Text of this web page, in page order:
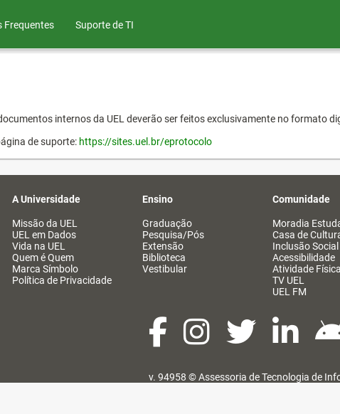
Frequentes Suporte de TI
internos da UEL deverão ser feitos exclusivamente no formato
de suporte: https://sites.uel.br/eprotocolo
A Universidade
Missão da UEL
UEL em Dados
Vida na UEL
Quem é Quem
Marca Símbolo
Política de Privacidade
Ensino
Graduação
Pesquisa/Pós
Extensão
Biblioteca
Vestibular
Comunidade
Moradia
Casa de
Inclusão Social
Acessibilidade
Atividade Física
TV UEL
UEL FM
v. 94958 ©Assessoria de Tecnologia de